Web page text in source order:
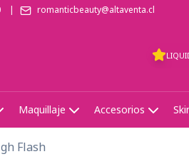
| romanticbeauty@altaventa.cl
Maquillaje Accesorios
Flash